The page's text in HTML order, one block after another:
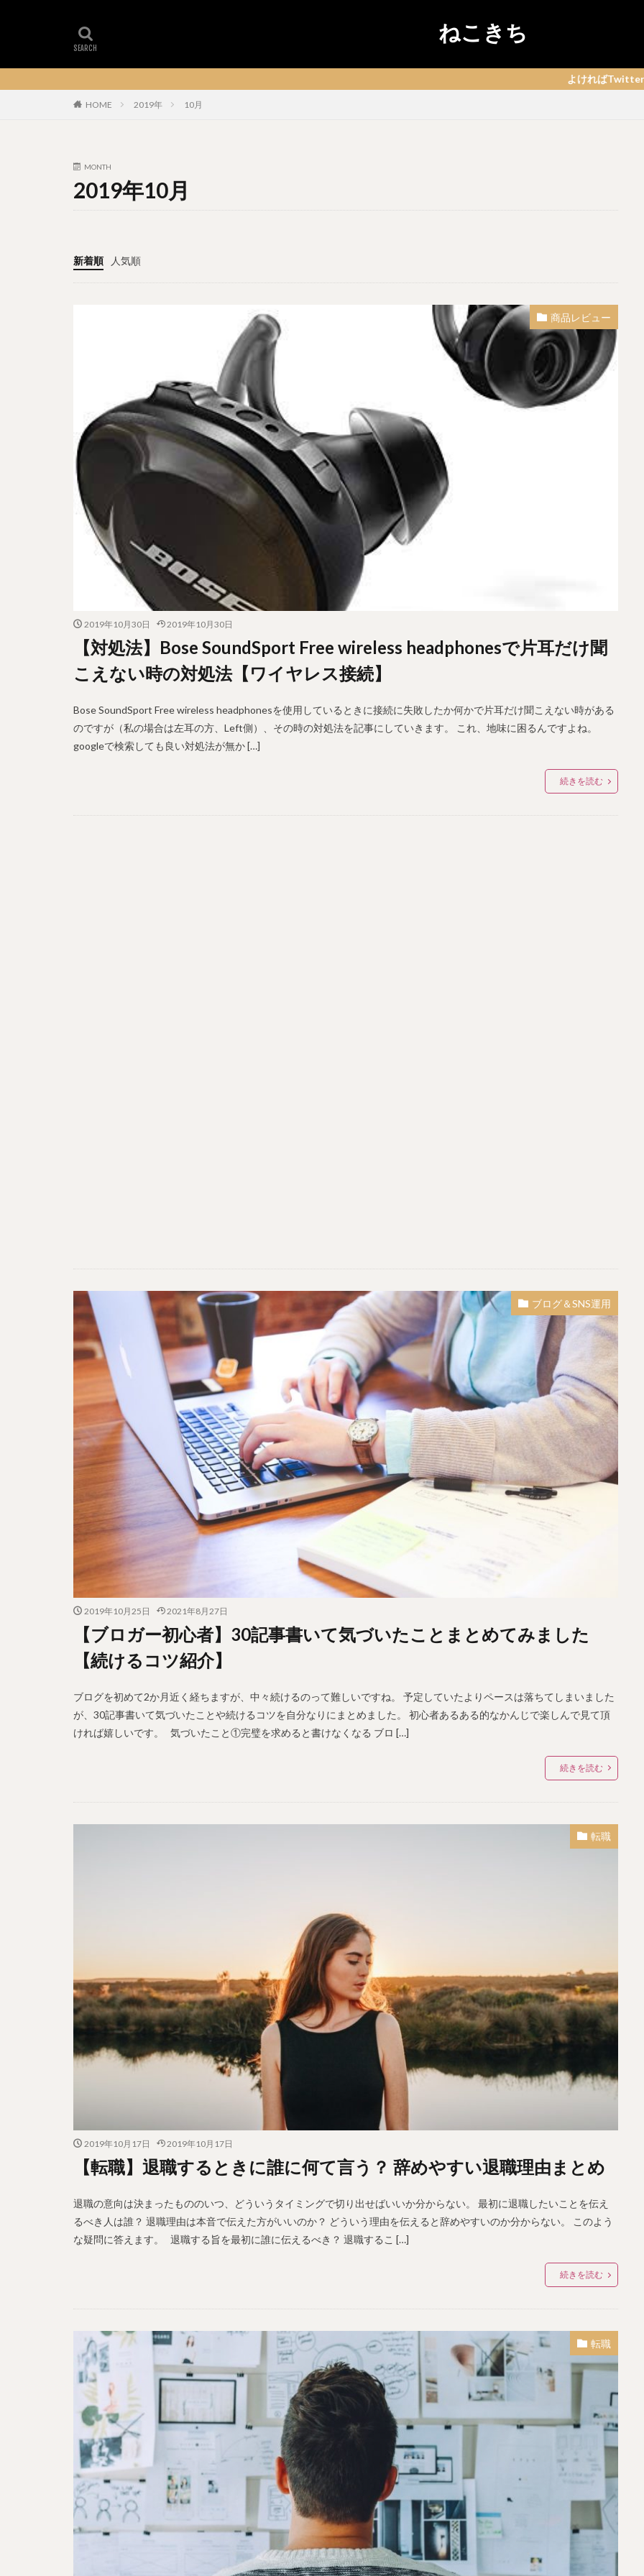
ねこきち
よければTwitterフォローもして頂
HOME 2019年 10月
MONTH
2019年10月
新着順 人気順
商品レビュー
2019年10月30日 2019年10月30日
【対処法】Bose SoundSport Free wireless headphonesで片耳だけ聞
こえない時の対処法【ワイヤレス接続】
Bose SoundSport Free wireless headphonesを使用しているときに接続に失敗したか何かで片耳だけ聞こえない時がある
のですが（私の場合は左耳の方、Left側）、その時の対処法を記事にしていきます。 これ、地味に困るんですよね。
googleで検索しても良い対処法が無か […]
続きを読む
ブログ＆SNS運用
2019年10月25日 2021年8月27日
【ブロガー初心者】30記事書いて気づいたことまとめてみました
【続けるコツ紹介】
ブログを初めて2か月近く経ちますが、中々続けるのって難しいですね。 予定していたよりペースは落ちてしまいました
が、30記事書いて気づいたことや続けるコツを自分なりにまとめました。 初心者あるある的なかんじで楽しんで見て頂
ければ嬉しいです。 気づいたこと①完璧を求めると書けなくなる ブロ […]
続きを読む
転職
2019年10月17日 2019年10月17日
【転職】退職するときに誰に何て言う？ 辞めやすい退職理由まとめ
退職の意向は決まったもののいつ、どういうタイミングで切り出せばいいか分からない。 最初に退職したいことを伝え
るべき人は誰？ 退職理由は本音で伝えた方がいいのか？ どういう理由を伝えると辞めやすいのか分からない。 このよう
な疑問に答えます。 退職する旨を最初に誰に伝えるべき？ 退職するこ […]
続きを読む
転職